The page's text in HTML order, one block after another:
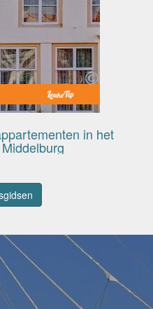
in het